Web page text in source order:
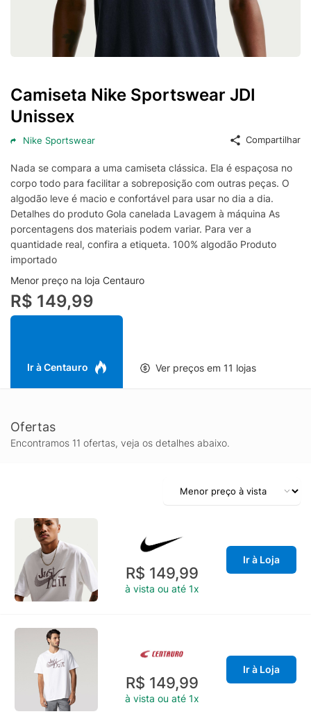
Camiseta Nike Sportswear JDI
Unissex
Nike Sportswear Compartilhar
Nada se compara a uma camiseta clássica. Ela é espaçosa no
corpo todo para facilitar a sobreposição com outras peças. O
algodão leve é macio e confortável para usar no dia a dia.
Detalhes do produto Gola canelada Lavagem à máquina As
porcentagens dos materiais podem variar. Para ver a
quantidade real, confira a etiqueta. 100% algodão Produto
importado
Menor preço na loja Centauro
R$ 149,99
Ir à Centauro Ver preços em 11 lojas
Ofertas
Encontramos 11 ofertas, veja os detalhes abaixo.
R$ 149,99
à vista ou até 1x
Ir à Loja
R$ 149,99
à vista ou até 1x
Ir à Loja